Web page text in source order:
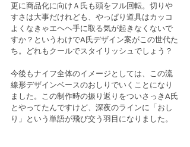
更に商品化に向けＡ氏も頭をフル回転。切りや
すさは大事だけれども、やっぱり道具はカッコ
よくなきゃエヘヘ手に取る気が起きなくないで
すか？というわけでA氏デザイン案がこの世代た
ち。どれもクールでスタイリッシュでしょう？
今後もナイフ全体のイメージとしては、この流
線形デザインベースのおしりでいくことになり
ました。この制作時の振り返りをついさっきA氏
とやってたんですけど、深夜のラインに「おし
り」という単語が飛び交う羽目になりました。